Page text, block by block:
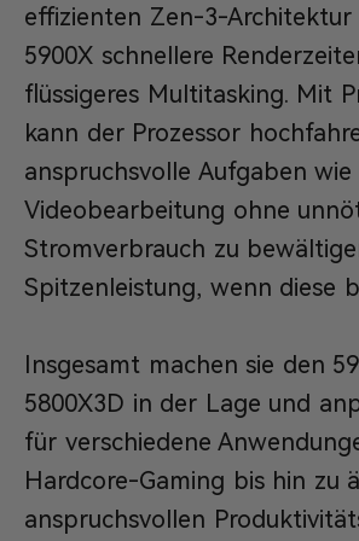
effizienten Zen-3-Architektur
5900X schnellere
flüssigeres Multitasking. Mit
kann der Prozessor
anspruchsvolle Aufgaben wie
Videobearbeitung ohne
Stromverbrauch zu
Spitzenleistung, wenn diese
Insgesamt machen sie den
5800X3D in der Lage und
für verschiedene
Hardcore-Gaming bis hin zu
anspruchsvollen